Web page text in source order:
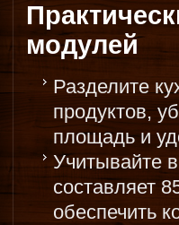
модулей
Разделите
продуктов,
площадь и
Учитывайте
составляет
обеспечить